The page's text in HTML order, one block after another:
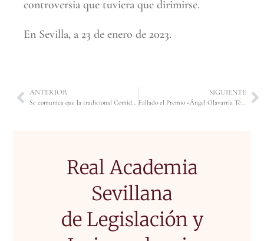
controversia que tuviera que dirimirse.
En Sevilla, a 23 de enero de 2023.
ANTERIOR
Se comunica que la tradicional Comida de Navidad este año tuvo lugar el día 14 de diciembre, miércoles, a las 14´30 horas, en el Real Círculo de Labradores.
SIGUIENTE
Fallado el Premio «Ángel Olavarría Téllez» de «Investigación Jurídica» en su XII edición. El trabajo galardonado con dicho premio es el titulado: «LAS HIPOTECAS DE CONSTITUCIÓN UNILATERAL (A LA LUZ DE LA DOCTRINA DEL CENTRO DIRECTIVO)», del que son autores D. Ramón Durán Rivacoba y D. Julio Carbajo González.
Real Academia
Sevillana
de Legislación y